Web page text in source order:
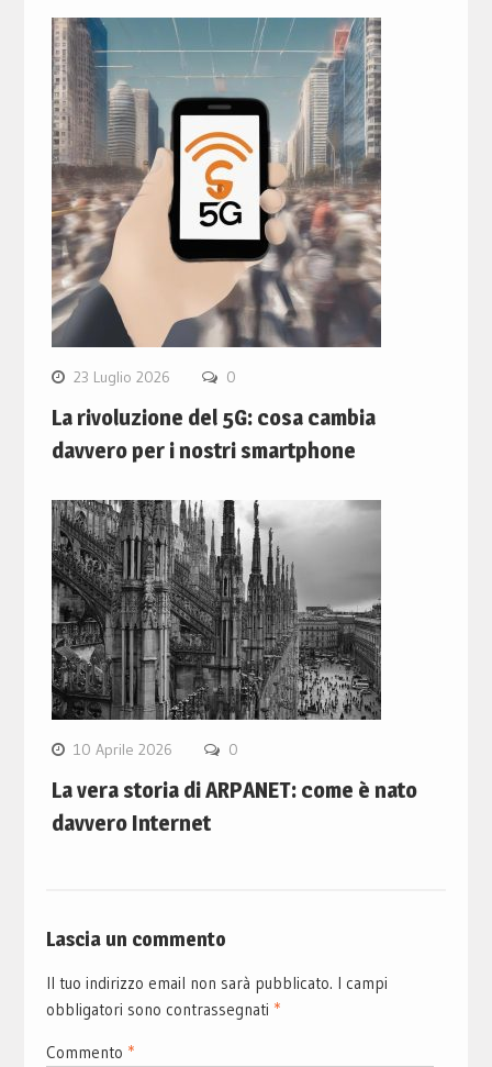
23 Luglio 2026 0
La rivoluzione del 5G: cosa cambia
davvero per i nostri smartphone
10 Aprile 2026 0
La vera storia di ARPANET: come è nato
davvero Internet
Lascia un commento
Il tuo indirizzo email non sarà pubblicato. I campi
obbligatori sono contrassegnati *
Commento *